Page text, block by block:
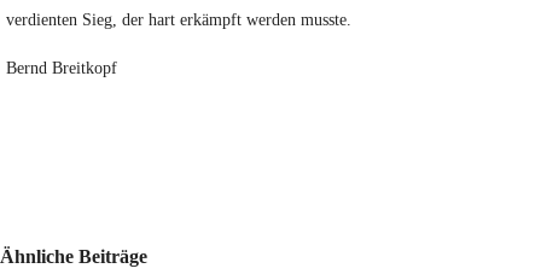
verdienten Sieg, der hart erkämpft werden musste.
Bernd Breitkopf
Ähnliche Beiträge